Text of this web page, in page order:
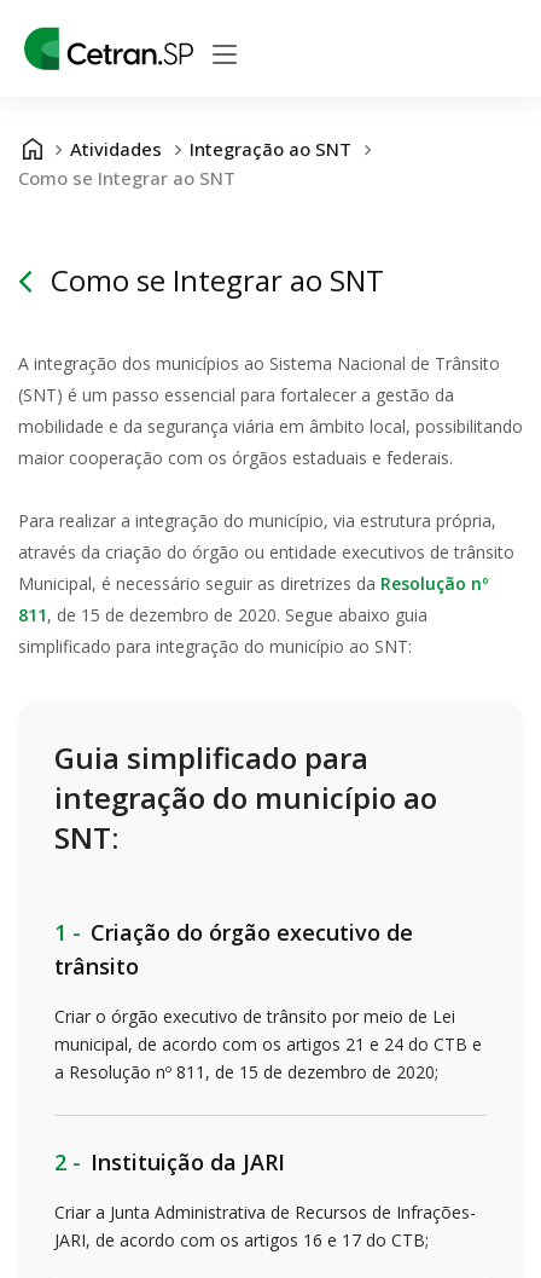
Atividades
Integração ao SNT
Como se Integrar ao SNT
Como se Integrar ao SNT
A integração dos municípios ao Sistema Nacional de Trânsito
(SNT) é um passo essencial para fortalecer a gestão da
mobilidade e da segurança viária em âmbito local, possibilitando
maior cooperação com os órgãos estaduais e federais.
Para realizar a integração do município, via estrutura própria,
através da criação do órgão ou entidade executivos de trânsito
Municipal, é necessário seguir as diretrizes da Resolução nº
811, de 15 de dezembro de 2020. Segue abaixo guia
simplificado para integração do município ao SNT:
Guia simplificado para
integração do município ao
SNT:
1 - Criação do órgão executivo de
trânsito
Criar o órgão executivo de trânsito por meio de Lei
municipal, de acordo com os artigos 21 e 24 do CTB e
a Resolução nº 811, de 15 de dezembro de 2020;
2 - Instituição da JARI
Criar a Junta Administrativa de Recursos de Infrações-
JARI, de acordo com os artigos 16 e 17 do CTB;